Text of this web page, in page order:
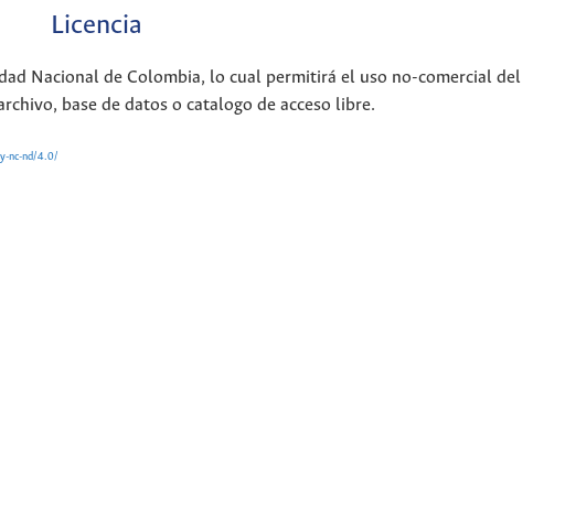
Licencia
Nacional de Colombia, lo cual permitirá el uso no-comercial del
base de datos o catalogo de acceso libre.
nc-nd/4.0/